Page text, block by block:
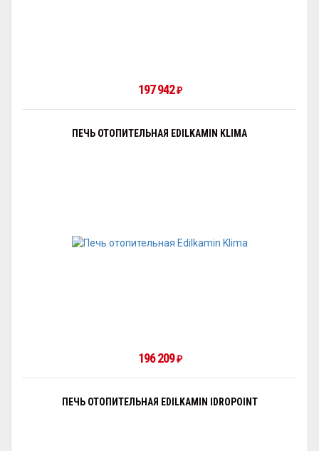
197 942₽
ПЕЧЬ ОТОПИТЕЛЬНАЯ EDILKAMIN KLIMA
196 209₽
ПЕЧЬ ОТОПИТЕЛЬНАЯ EDILKAMIN IDROPOINT